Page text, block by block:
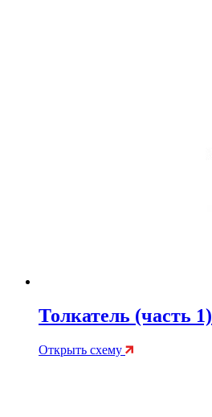
Толкатель (часть 1)
Открыть схему